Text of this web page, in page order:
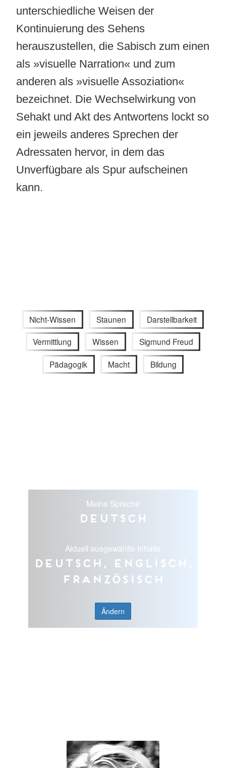
unterschiedliche Weisen der
Kontinuierung des Sehens
herauszustellen, die Sabisch zum einen
als »visuelle Narration« und zum
anderen als »visuelle Assoziation«
bezeichnet. Die Wechselwirkung von
Sehakt und Akt des Antwortens lockt so
ein jeweils anderes Sprechen der
Adressaten hervor, in dem das
Unverfügbare als Spur aufscheinen
kann.
Nicht-Wissen Staunen Darstellbarkeit
Vermittlung Wissen Sigmund Freud
Pädagogik Macht Bildung
Meine Sprache
Deutsch
Aktuell ausgewählte Inhalte
Deutsch, Englisch,
Französisch
Ändern